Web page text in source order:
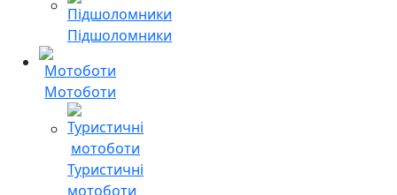
Підшоломники
Мотоботи
Туристичні
мотоботи